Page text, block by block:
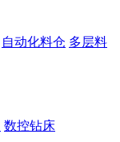
自动化料仓 多层料
数控钻床